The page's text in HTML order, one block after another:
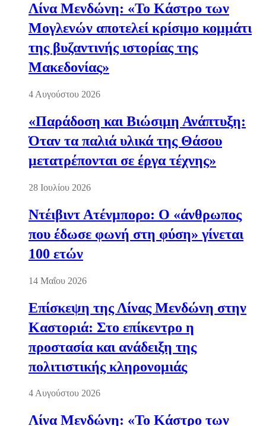
Λίνα Μενδώνη: «Το Κάστρο των
Μογλενών αποτελεί κρίσιμο κομμάτι
της βυζαντινής ιστορίας της
Μακεδονίας»
4 Αυγούστου 2026
«Παράδοση και Βιώσιμη Ανάπτυξη:
Όταν τα παλιά υλικά της Θάσου
μετατρέπονται σε έργα τέχνης»
28 Ιουλίου 2026
Ντέιβιντ Ατένμπορο: Ο «άνθρωπος
που έδωσε φωνή στη φύση» γίνεται
100 ετών
14 Μαΐου 2026
Επίσκεψη της Λίνας Μενδώνη στην
Καστοριά: Στο επίκεντρο η
προστασία και ανάδειξη της
πολιτιστικής κληρονομιάς
4 Αυγούστου 2026
Λίνα Μενδώνη: «Το Κάστρο των